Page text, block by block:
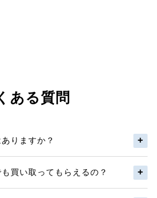
ある質問
りますか？
買い取ってもらえるの？